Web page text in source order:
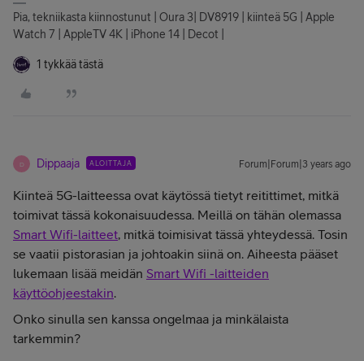
Pia, tekniikasta kiinnostunut | Oura 3| DV8919 | kiinteä 5G | Apple
Watch 7 | AppleTV 4K | iPhone 14 | Decot |
1 tykkää tästä
D Dippaaja ALOITTAJA Forum|Forum|3 years ago
Kiinteä 5G-laitteessa ovat käytössä tietyt reitittimet, mitkä
toimivat tässä kokonaisuudessa. Meillä on tähän olemassa
Smart Wifi-laitteet, mitkä toimisivat tässä yhteydessä. Tosin
se vaatii pistorasian ja johtoakin siinä on. Aiheesta pääset
lukemaan lisää meidän Smart Wifi -laitteiden
käyttöohjeestakin.
Onko sinulla sen kanssa ongelmaa ja minkälaista
tarkemmin?